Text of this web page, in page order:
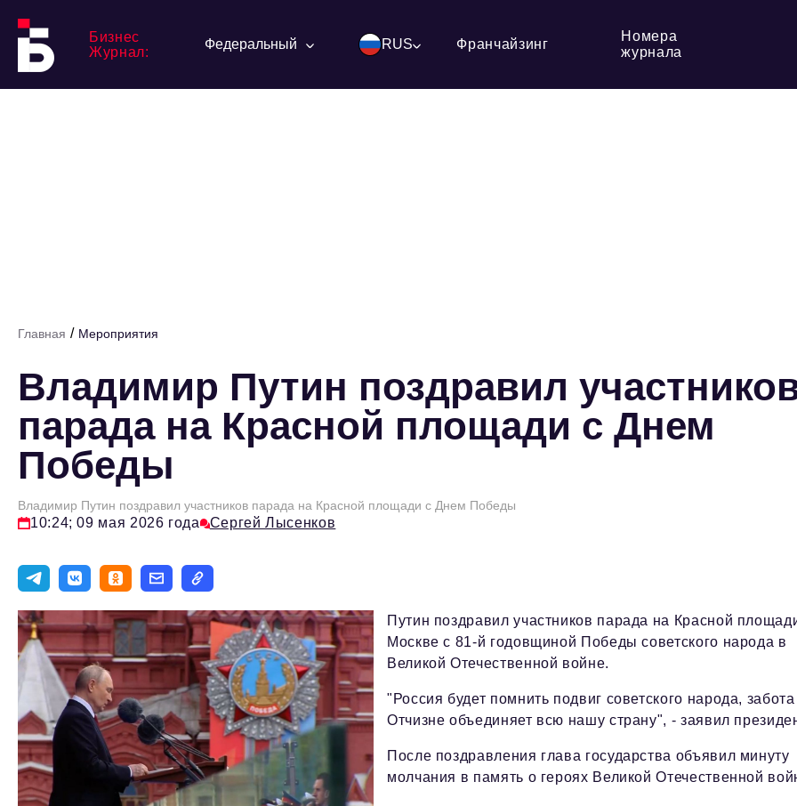
Бизнес
Журнал:
Федеральный RUS Франчайзинг
Номера
журнала
Главная / Мероприятия
Владимир Путин поздравил
парада на Красной площади с Днем
Победы
Владимир Путин поздравил участников парада на Красной площади с Днем Победы
10:24; 09 мая 2026 года Сергей Лысенков
Путин поздравил участников парада на Красной
Москве с 81-й годовщиной Победы советского народа в
Великой Отечественной войне.
"Россия будет помнить подвиг советского народа,
Отчизне объединяет всю нашу страну", - заявил
После поздравления глава государства объявил минуту
молчания в память о героях Великой Отечественной